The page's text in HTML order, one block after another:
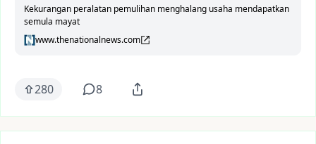
Kekurangan peralatan pemulihan menghalang usaha mendapatkan
semula mayat
www.thenationalnews.com
280 8